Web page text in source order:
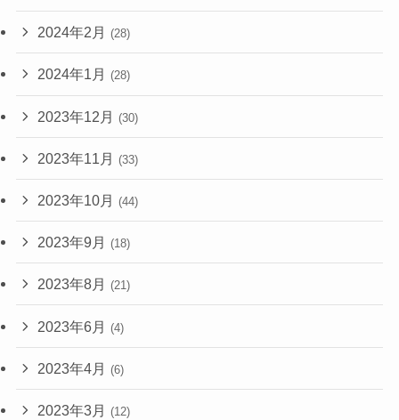
2024年2月 (28)
2024年1月 (28)
2023年12月 (30)
2023年11月 (33)
2023年10月 (44)
2023年9月 (18)
2023年8月 (21)
2023年6月 (4)
2023年4月 (6)
2023年3月 (12)